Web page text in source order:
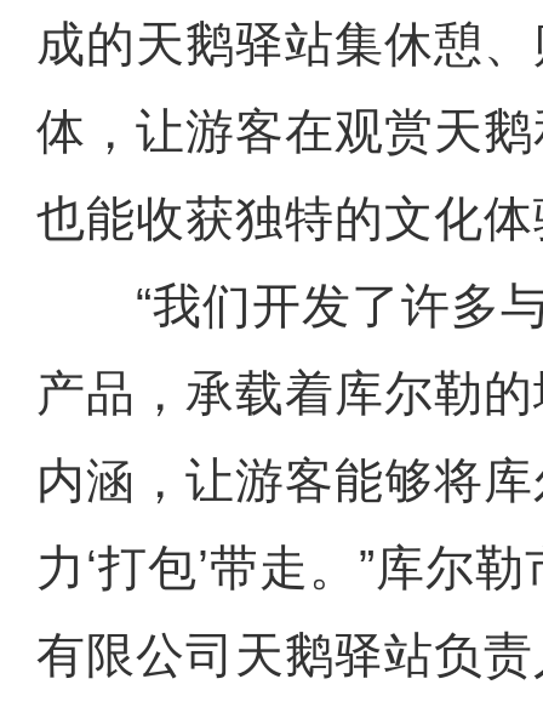
成的天鹅驿站集休憩
体，让游客在观赏天
也能收获独特的文化
“我们开发了许多与
产品，承载着库尔勒
内涵，让游客能够将
力‘打包’带走。”库尔
有限公司天鹅驿站负